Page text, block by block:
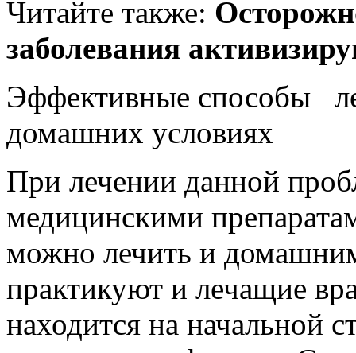
Читайте также:
заболевания
Эффективные способы
домашних условиях
При лечении данной
медицинскими
можно лечить и
практикуют и лечащие
находится на начальной